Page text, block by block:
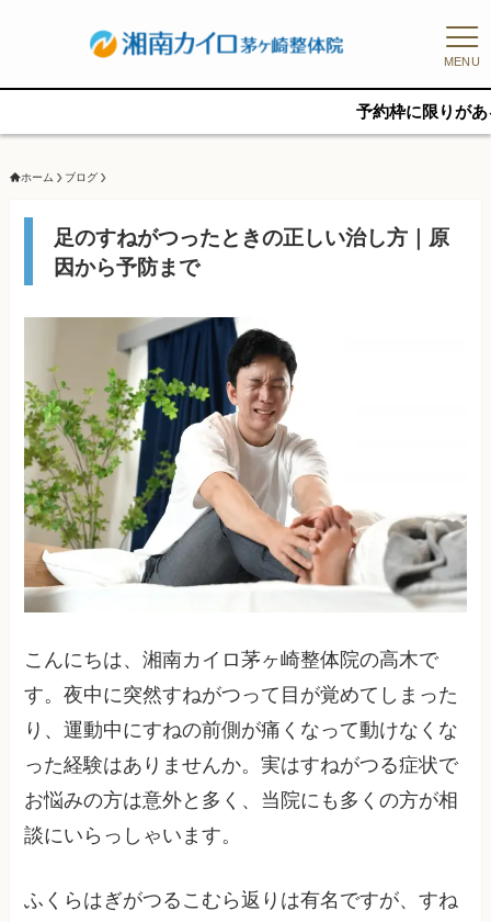
MENU
予約枠に限りがあるため、新
ホーム ブログ
足のすねがつったときの正しい治し方｜原
因から予防まで
こんにちは、湘南カイロ茅ヶ崎整体院の高木で
す。夜中に突然すねがつって目が覚めてしまった
り、運動中にすねの前側が痛くなって動けなくな
った経験はありませんか。実はすねがつる症状で
お悩みの方は意外と多く、当院にも多くの方が相
談にいらっしゃいます。
ふくらはぎがつるこむら返りは有名ですが、すね